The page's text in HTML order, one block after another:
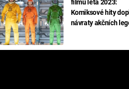
filmů léta 2023:
Komiksové hity
návraty akčních